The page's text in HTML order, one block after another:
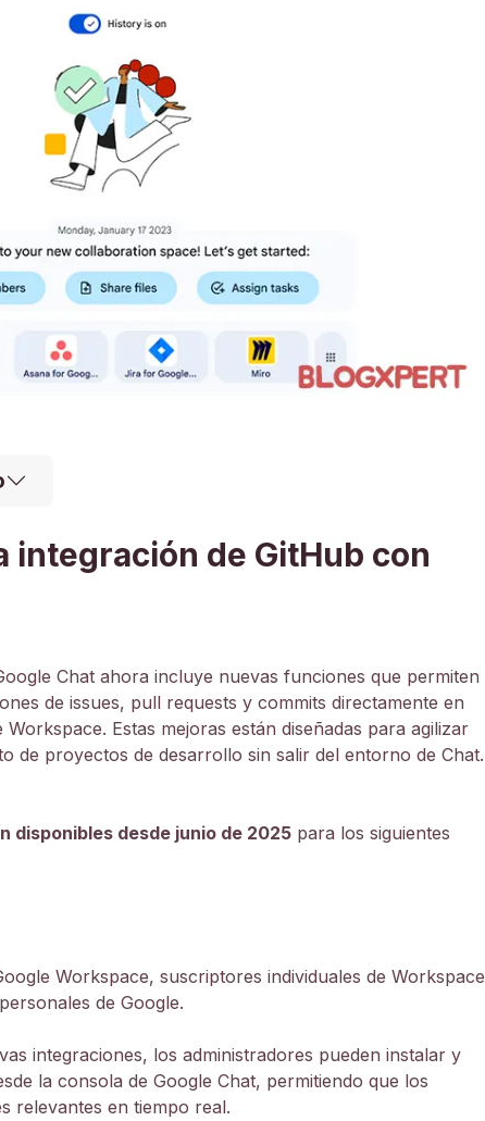
integración de GitHub con
Chat ahora incluye nuevas funciones que permiten
de issues, pull requests y commits directamente en
Estas mejoras están diseñadas para agilizar
de proyectos de desarrollo sin salir del entorno de Chat.
disponibles desde junio de 2025 para los siguientes
Workspace, suscriptores individuales de Workspace
de Google.
integraciones, los administradores pueden instalar y
la consola de Google Chat, permitiendo que los
relevantes en tiempo real.